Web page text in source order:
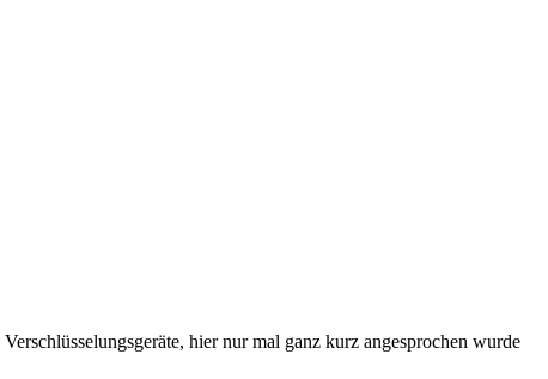
hier nur mal ganz kurz angesprochen wurde